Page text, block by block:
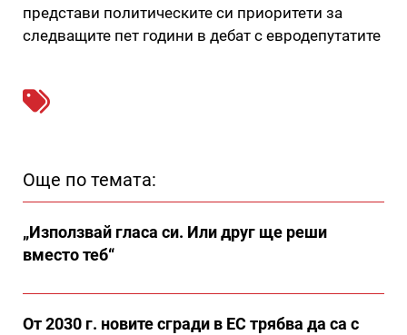
представи политическите си приоритети за
следващите пет години в дебат с евродепутатите
Още по темата:
„Използвай гласа си. Или друг ще реши
вместо теб“
От 2030 г. новите сгради в ЕС трябва да са с